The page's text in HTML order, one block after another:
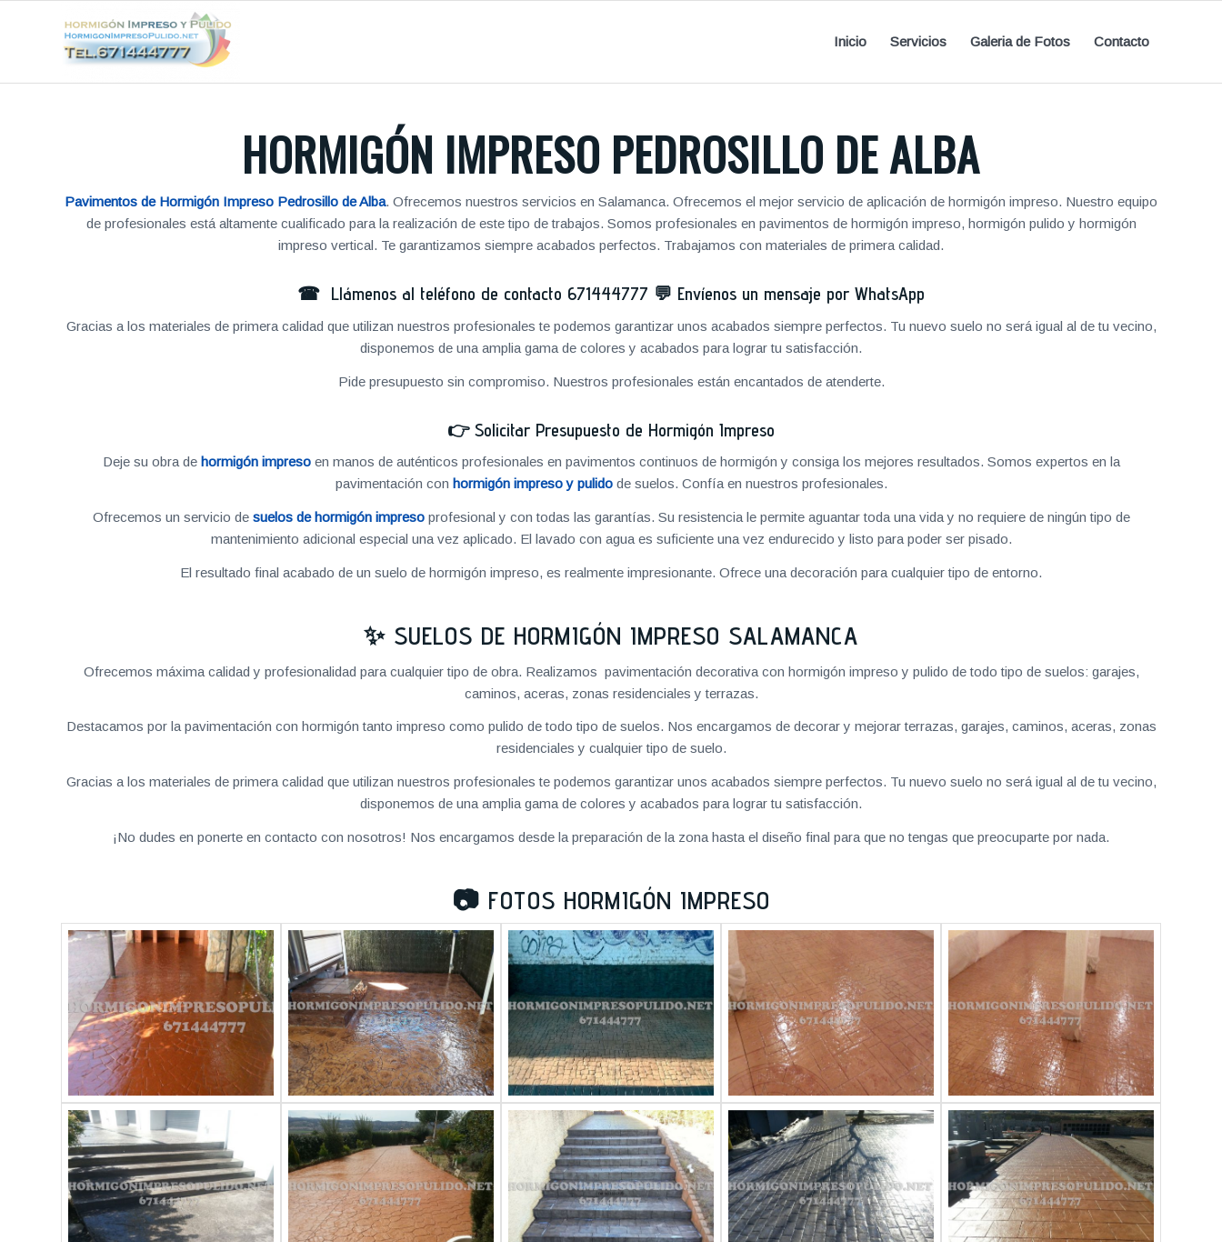
Inicio Servicios Galeria de Fotos Contacto
HORMIGÓN IMPRESO PEDROSILLO DE ALBA
Pavimentos de Hormigón Impreso Pedrosillo de Alba. Ofrecemos nuestros servicios en Salamanca. Ofrecemos el mejor servicio de aplicación de hormigón impreso. Nuestro equipo
de profesionales está altamente cualificado para la realización de este tipo de trabajos. Somos profesionales en pavimentos de hormigón impreso, hormigón pulido y hormigón
impreso vertical. Te garantizamos siempre acabados perfectos. Trabajamos con materiales de primera calidad.
☎ Llámenos al teléfono de contacto 671444777 💬 Envíenos un mensaje por WhatsApp
Gracias a los materiales de primera calidad que utilizan nuestros profesionales te podemos garantizar unos acabados siempre perfectos. Tu nuevo suelo no será igual al de tu vecino,
disponemos de una amplia gama de colores y acabados para lograr tu satisfacción.
Pide presupuesto sin compromiso. Nuestros profesionales están encantados de atenderte.
👉 Solicitar Presupuesto de Hormigón Impreso
Deje su obra de hormigón impresoen manos de auténticos profesionales en pavimentos continuos de hormigón y consiga los mejores resultados. Somos expertos en la
pavimentación con hormigón impreso y pulidode suelos. Confía en nuestros profesionales.
Ofrecemos un servicio de suelos de hormigón impresoprofesional y con todas las garantías. Su resistencia le permite aguantar toda una vida y no requiere de ningún tipo de
mantenimiento adicional especial una vez aplicado. El lavado con agua es suficiente una vez endurecido y listo para poder ser pisado.
El resultado final acabado de un suelo de hormigón impreso, es realmente impresionante. Ofrece una decoración para cualquier tipo de entorno.
✨ SUELOS DE HORMIGÓN IMPRESO SALAMANCA
Ofrecemos máxima calidad y profesionalidad para cualquier tipo de obra. Realizamos pavimentación decorativa con hormigón impreso y pulido de todo tipo de suelos: garajes,
caminos, aceras, zonas residenciales y terrazas.
Destacamos por la pavimentación con hormigón tanto impreso como pulido de todo tipo de suelos. Nos encargamos de decorar y mejorar terrazas, garajes, caminos, aceras, zonas
residenciales y cualquier tipo de suelo.
Gracias a los materiales de primera calidad que utilizan nuestros profesionales te podemos garantizar unos acabados siempre perfectos. Tu nuevo suelo no será igual al de tu vecino,
disponemos de una amplia gama de colores y acabados para lograr tu satisfacción.
¡No dudes en ponerte en contacto con nosotros! Nos encargamos desde la preparación de la zona hasta el diseño final para que no tengas que preocuparte por nada.
📷 FOTOS HORMIGÓN IMPRESO